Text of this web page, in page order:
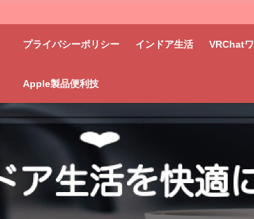
プライバシーポリシー インドア生活 VRChat
Apple製品便利技